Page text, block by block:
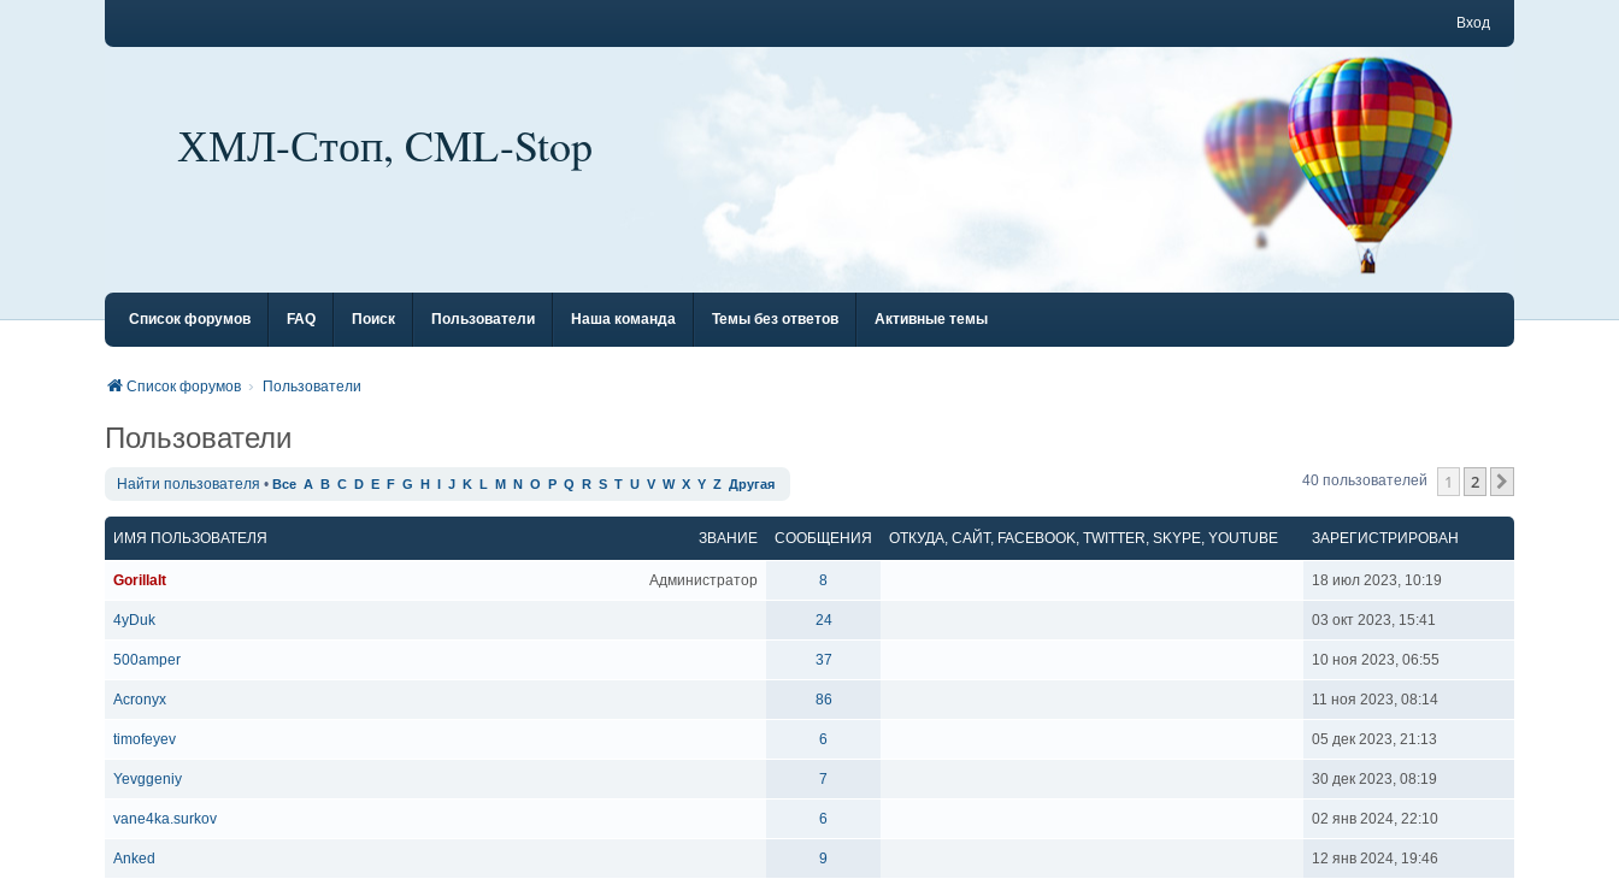
Вход
ХМЛ-Стоп, CML-Stop
Список форумов FAQ Поиск Пользователи Наша команда Темы без ответов Активные темы
Список форумов Пользователи
Пользователи
Найти пользователя • Все A B C D E F G H I J K L M N O P Q R S T U V W X Y Z Другая 40 пользователей 1 2
ЗВАНИЕ
ИМЯ ПОЛЬЗОВАТЕЛЯ СООБЩЕНИЯ ОТКУДА, САЙТ, FACEBOOK, TWITTER, SKYPE, YOUTUBE ЗАРЕГИСТРИРОВАН
Администратор
GorillaIt 8 18 июл 2023, 10:19
4yDuk 24 03 окт 2023, 15:41
500amper 37 10 ноя 2023, 06:55
Acronyx 86 11 ноя 2023, 08:14
timofeyev 6 05 дек 2023, 21:13
Yevggeniy 7 30 дек 2023, 08:19
vane4ka.surkov 6 02 янв 2024, 22:10
Anked 9 12 янв 2024, 19:46